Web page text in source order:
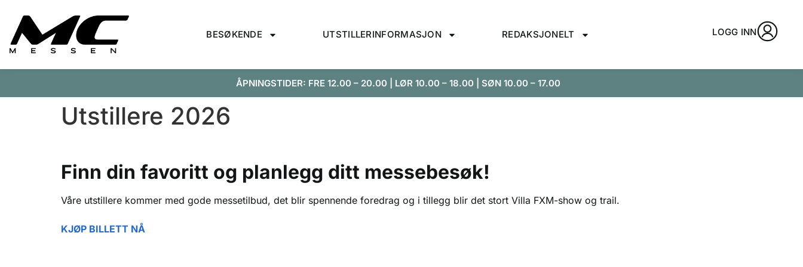
BESØKENDE UTSTILLERINFORMASJON REDAKSJONELT LOGG INN
ÅPNINGSTIDER: FRE 12.00 – 20.00 | LØR 10.00 – 18.00 | SØN 10.00 – 17.00
Utstillere 2026
Finn din favoritt og planlegg ditt messebesøk!
Våre utstillere kommer med gode messetilbud, det blir spennende foredrag og i tillegg blir det stort Villa FXM-show og trail.
KJØP BILLETT NÅ